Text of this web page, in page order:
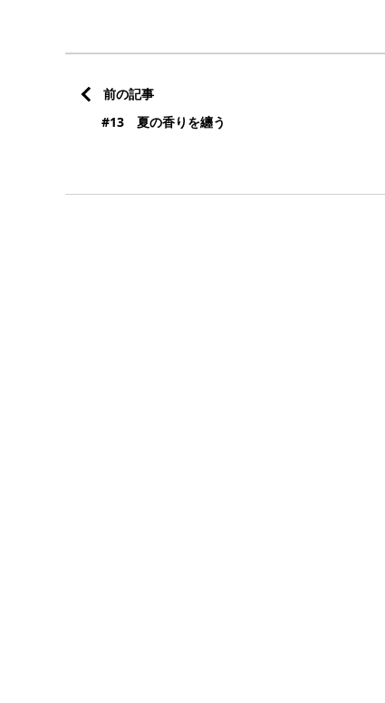
前の記事
#13 夏の香りを纏う